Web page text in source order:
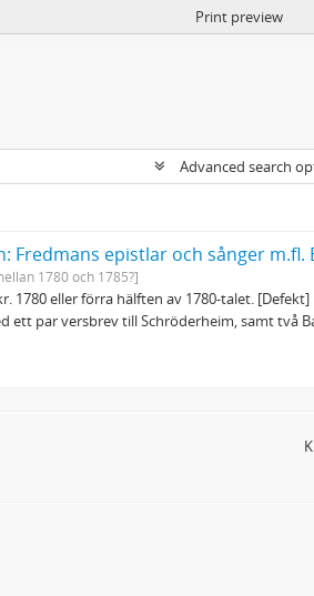
Print preview
Advanced search
Fredmans epistlar och sånger
1780 och 1785?]
1780 eller förra hälften av 1780-talet. [Defekt]
ett par versbrev till Schröderheim, samt två